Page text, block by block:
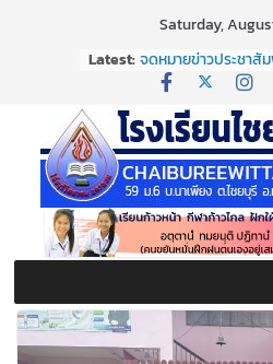
Saturday,
Latest: จดหมายข่าวประชาสั
ประจำเดือนมิถุนายน
กิจกรรมวันสุนทรภู่ ป
จดหมายข่าวประชาสั
ประจำเดือนมิถุนายน
จดหมายข่าวประชาสั
ประจำเดือนมิถุนายน